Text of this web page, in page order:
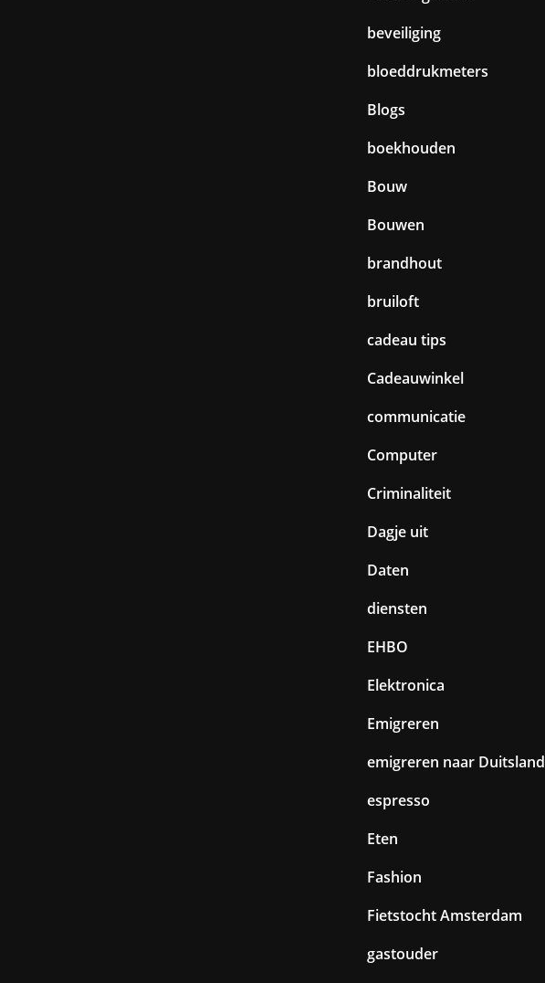
beveiliging
bloeddrukmeters
Blogs
boekhouden
Bouw
Bouwen
brandhout
bruiloft
cadeau tips
Cadeauwinkel
communicatie
Computer
Criminaliteit
Dagje uit
Daten
diensten
EHBO
Elektronica
Emigreren
emigreren naar Duitsland
espresso
Eten
Fashion
Fietstocht Amsterdam
gastouder